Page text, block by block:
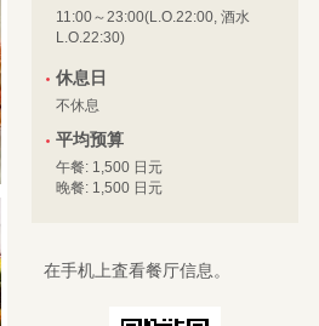
11:00～23:00(L.O.22:00, 酒水
L.O.22:30)
休息日
不休息
平均预算
午餐: 1,500 日元
晚餐: 1,500 日元
在手机上査看餐厅信息。